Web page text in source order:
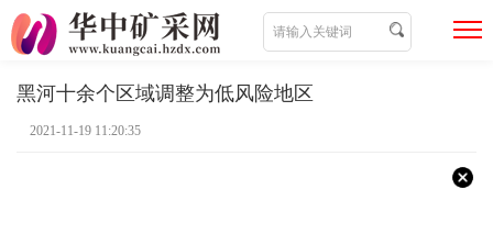
黑河十余个区域调整为低风险地区
2021-11-19 11:20:35